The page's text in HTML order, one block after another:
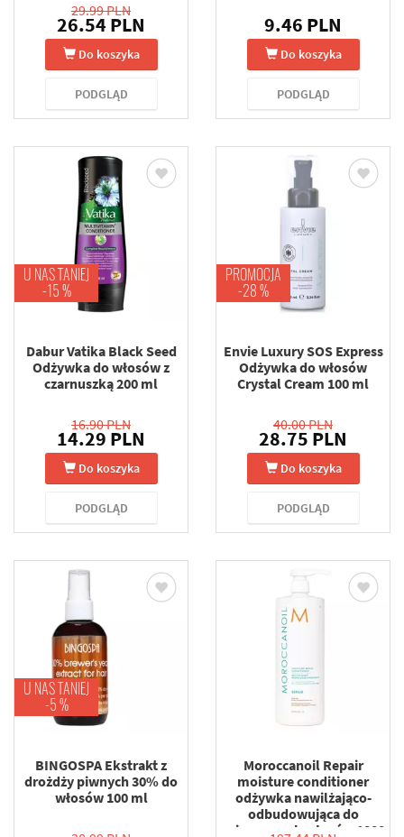
29.99 PLN
26.54 PLN
Do koszyka
PODGLĄD
9.46 PLN
Do koszyka
PODGLĄD
U NAS TANIEJ
-15 %
Dabur Vatika Black Seed
Odżywka do włosów z
czarnuszką 200 ml
16.90 PLN
14.29 PLN
Do koszyka
PODGLĄD
PROMOCJA
-28 %
Envie Luxury SOS Express
Odżywka do włosów
Crystal Cream 100 ml
40.00 PLN
28.75 PLN
Do koszyka
PODGLĄD
U NAS TANIEJ
-5 %
BINGOSPA Ekstrakt z
drożdży piwnych 30% do
włosów 100 ml
Moroccanoil Repair
moisture conditioner
odżywka nawilżająco-
odbudowująca do
zniszczonych włosów 1000